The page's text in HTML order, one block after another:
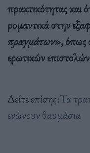
πρακτικότητας και
ρομαντικά στην
πραγμάτων», όπως
ερωτικών
Δείτε επίσης:Τα
ενώνουν θαυμάσια